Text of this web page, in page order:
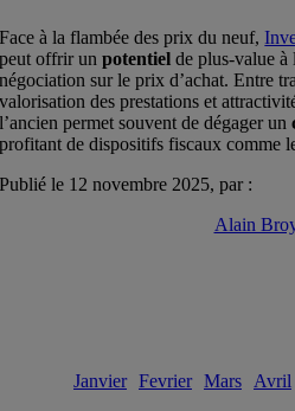
Face à la flambée des prix du neuf,
peut offrir unpotentiel de plus-value à
négociation sur le prix d’achat. Entre
valorisation des prestations et
l’ancien permet souvent de dégager un
profitant de dispositifs fiscaux comme
Publié le 12 novembre 2025, par :
Alain
Janvier Fevrier Mars Avril